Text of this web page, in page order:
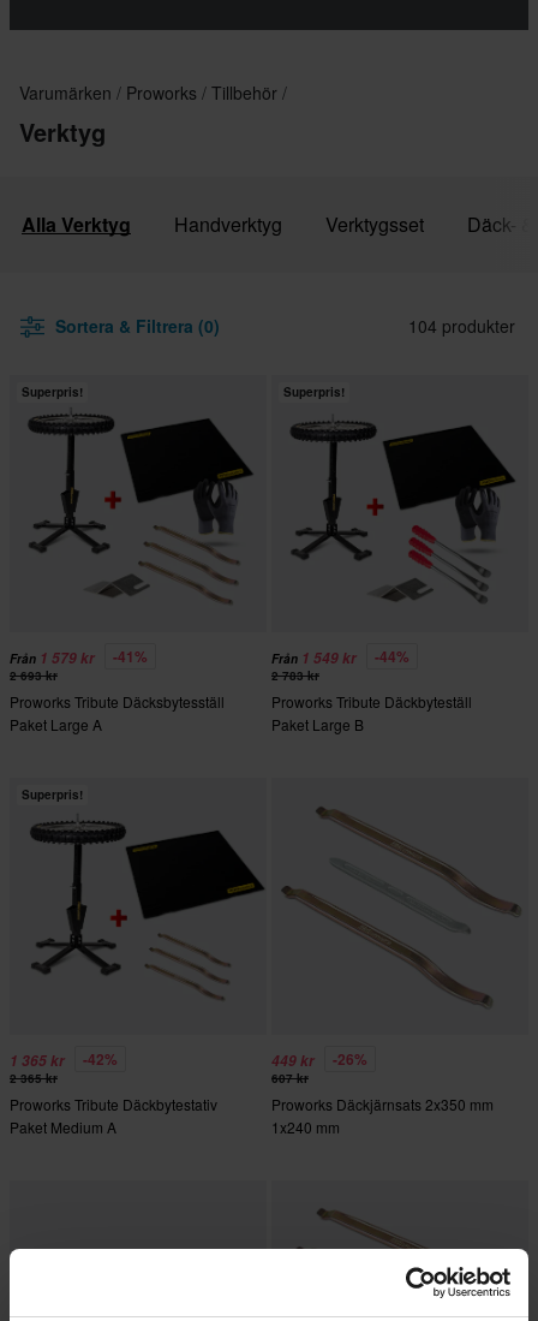
Varumärken Proworks Tillbehör
Verktyg
Alla Verktyg Handverktyg Verktygsset Däck-
Sortera & Filtrera (0) 104 produkter
Superpris!
Från 1 579 kr -41%
2 693 kr
Proworks Tribute Däcksbytesställ
Paket Large A
Superpris!
Från 1 549 kr -44%
2 783 kr
Proworks Tribute Däckbyteställ
Paket Large B
Superpris!
1 365 kr -42%
2 365 kr
Proworks Tribute Däckbytestativ
Paket Medium A
449 kr -26%
607 kr
Proworks Däckjärnsats 2x350 mm
1x240 mm